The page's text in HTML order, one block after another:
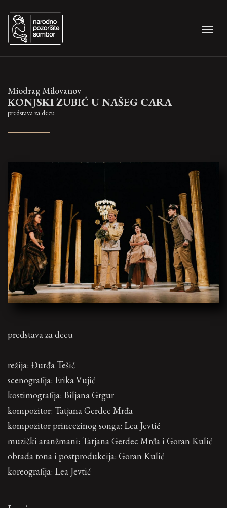
Miodrag Milovanov
KONJSKI ZUBIĆ U NAŠEG CARA
predstava za decu
predstava za decu
režija: Đurđa Tešić
scenografija: Erika Vujić
kostimografija: Biljana Grgur
kompozitor: Tatjana Gerdec Mrđa
kompozitor princezinog songa: Lea Jevtić
muzički aranžmani: Tatjana Gerdec Mrđa i Goran Kulić
obrada tona i postprodukcija: Goran Kulić
koreografija: Lea Jevtić